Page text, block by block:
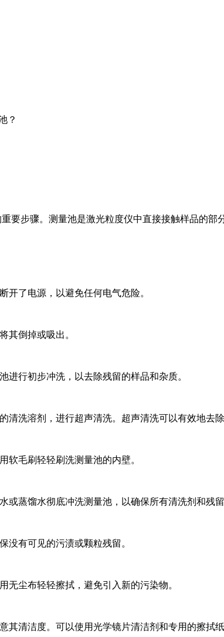
？
要步骤。测量池是激光粒度仪中直接接触样品的
开了电源，以避免任何电气危险。
其倒掉或吸出。
进行初步冲洗，以去除残留的样品和杂质。
清洗溶剂，进行超声清洗。超声清洗可以有效地去
软毛刷轻轻刷洗测量池的内壁。
蒸馏水彻底冲洗测量池，以确保所有清洗剂和残留
没有可见的污渍或颗粒残留。
无尘布轻轻擦拭，避免引入新的污染物。
清洁度。可以使用光学镜片清洁剂和专用的擦拭纸